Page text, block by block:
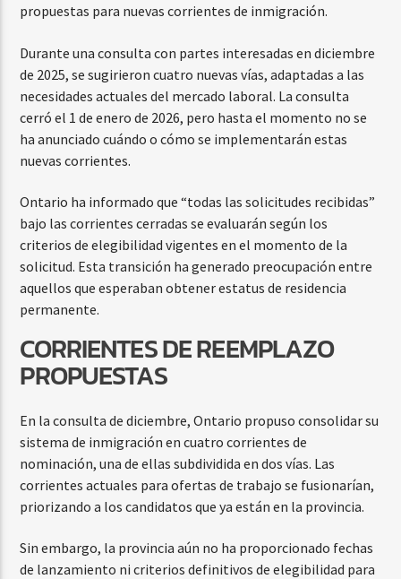
propuestas para nuevas corrientes de inmigración.
Durante una consulta con partes interesadas en diciembre
de 2025, se sugirieron cuatro nuevas vías, adaptadas a las
necesidades actuales del mercado laboral. La consulta
cerró el 1 de enero de 2026, pero hasta el momento no se
ha anunciado cuándo o cómo se implementarán estas
nuevas corrientes.
Ontario ha informado que “todas las solicitudes recibidas”
bajo las corrientes cerradas se evaluarán según los
criterios de elegibilidad vigentes en el momento de la
solicitud. Esta transición ha generado preocupación entre
aquellos que esperaban obtener estatus de residencia
permanente.
CORRIENTES DE REEMPLAZO
PROPUESTAS
En la consulta de diciembre, Ontario propuso consolidar su
sistema de inmigración en cuatro corrientes de
nominación, una de ellas subdividida en dos vías. Las
corrientes actuales para ofertas de trabajo se fusionarían,
priorizando a los candidatos que ya están en la provincia.
Sin embargo, la provincia aún no ha proporcionado fechas
de lanzamiento ni criterios definitivos de elegibilidad para